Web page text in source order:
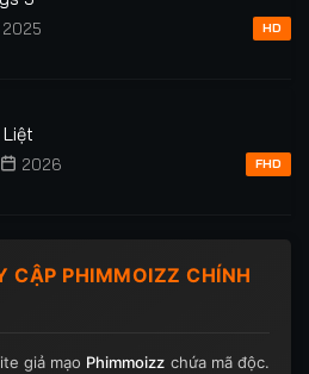
2025 HD
Liệt
2026 FHD
CẬP PHIMMOIZZ CHÍNH
giả mạo Phimmoizz chứa mã độc.